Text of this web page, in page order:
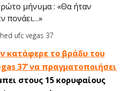
μήνυμα : «Θα ήταν
πονάει…»
κατάφερε το βράδυ του
37’ να πραγματοποιήσει
στους 15 κορυφαίους